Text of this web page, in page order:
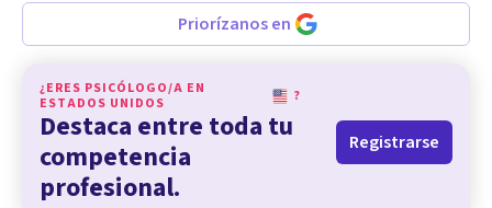
Priorízanos en
¿ERES PSICÓLOGO/A EN
ESTADOS UNIDOS
?
Destaca entre toda tu
competencia
profesional.
Registrarse